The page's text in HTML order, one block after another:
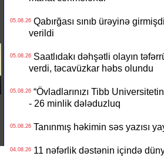
05.08.26Qabırğası sınıb ürəyinə
verildi
05.08.26Saatlıdakı dəhşətli olayın
verdi, təcavüzkar həbs olundu
05.08.26“Övladlarınızı Tibb
- 26 minlik dələduzluq
05.08.26Tanınmış həkimin səs yazısı
04.08.2611 nəfərlik dəstənin içində